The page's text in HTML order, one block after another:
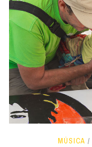
MÚSICA